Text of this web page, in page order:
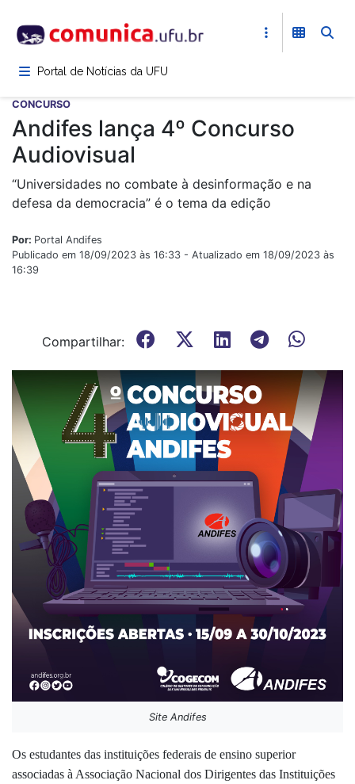
para
conteúdoPortal de Notícias da UFU
CONCURSO
Andifes lança 4º Concurso
Audiovisual
“Universidades no combate à desinformação e na
defesa da democracia” é o tema da edição
Por: Portal Andifes
Publicado em 18/09/2023 às 16:33 - Atualizado em 18/09/2023 às
16:39
Compartilhar:
Site Andifes
Os estudantes das instituições federais de ensino superior
associadas à Associação Nacional dos Dirigentes das Instituições